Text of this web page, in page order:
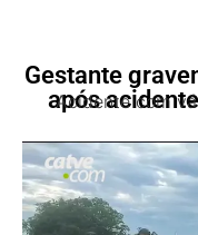
Gestante
após
Acidente com